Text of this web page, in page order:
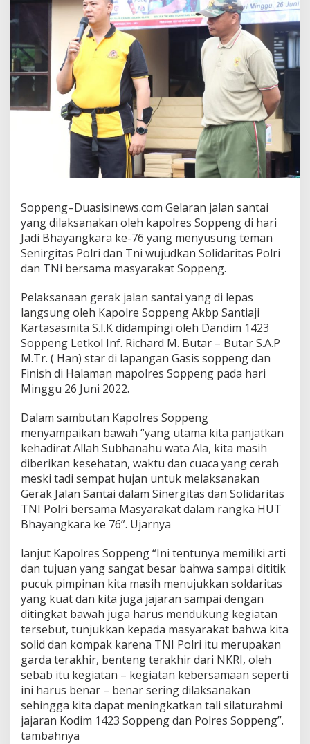
Soppeng–Duasisinews.com Gelaran jalan santai
yang dilaksanakan oleh kapolres Soppeng di hari
Jadi Bhayangkara ke-76 yang menyusung teman
Senirgitas Polri dan Tni wujudkan Solidaritas Polri
dan TNi bersama masyarakat Soppeng.
Pelaksanaan gerak jalan santai yang di lepas
langsung oleh Kapolre Soppeng Akbp Santiaji
Kartasasmita S.I.K didampingi oleh Dandim 1423
Soppeng Letkol Inf. Richard M. Butar – Butar S.A.P
M.Tr. ( Han) star di lapangan Gasis soppeng dan
Finish di Halaman mapolres Soppeng pada hari
Minggu 26 Juni 2022.
Dalam sambutan Kapolres Soppeng
menyampaikan bawah “yang utama kita panjatkan
kehadirat Allah Subhanahu wata Ala, kita masih
diberikan kesehatan, waktu dan cuaca yang cerah
meski tadi sempat hujan untuk melaksanakan
Gerak Jalan Santai dalam Sinergitas dan Solidaritas
TNI Polri bersama Masyarakat dalam rangka HUT
Bhayangkara ke 76”. Ujarnya
lanjut Kapolres Soppeng “Ini tentunya memiliki arti
dan tujuan yang sangat besar bahwa sampai dititik
pucuk pimpinan kita masih menujukkan soldaritas
yang kuat dan kita juga jajaran sampai dengan
ditingkat bawah juga harus mendukung kegiatan
tersebut, tunjukkan kepada masyarakat bahwa kita
solid dan kompak karena TNI Polri itu merupakan
garda terakhir, benteng terakhir dari NKRI, oleh
sebab itu kegiatan – kegiatan kebersamaan seperti
ini harus benar – benar sering dilaksanakan
sehingga kita dapat meningkatkan tali silaturahmi
jajaran Kodim 1423 Soppeng dan Polres Soppeng”.
tambahnya